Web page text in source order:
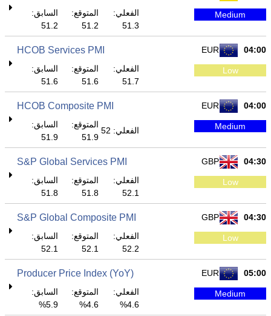
Medium
الفعلي:
51.3
المتوقع:
51.2
السابق:
51.2
04:00
EUR
HCOB Services PMI
Low
الفعلي:
51.7
المتوقع:
51.6
السابق:
51.6
04:00
EUR
HCOB Composite PMI
Medium الفعلي: 52
المتوقع:
51.9
السابق:
51.9
04:30
GBP
S&P Global Services PMI
Low
الفعلي:
52.1
المتوقع:
51.8
السابق:
51.8
04:30
GBP
S&P Global Composite PMI
Low
الفعلي:
52.2
المتوقع:
52.1
السابق:
52.1
05:00
EUR
Producer Price Index (YoY)
Medium
الفعلي:
4.6%
المتوقع:
4.6%
السابق:
5.9%